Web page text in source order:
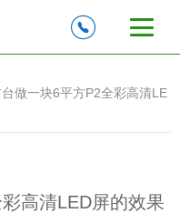
做一块6平方P2全彩高清LE
高清LED屏的效果